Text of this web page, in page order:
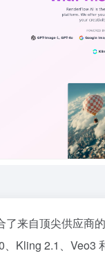
来自顶尖供应商
Kling 2.1、Veo3